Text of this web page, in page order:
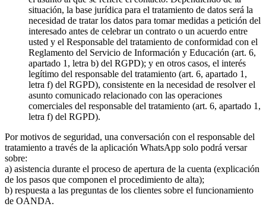
situación, la base jurídica para el tratamiento de datos será la
necesidad de tratar los datos para tomar medidas a petición del
interesado antes de celebrar un contrato o un acuerdo entre
usted y el Responsable del tratamiento de conformidad con el
Reglamento del Servicio de Información y Educación (art. 6,
apartado 1, letra b) del RGPD); y en otros casos, el interés
legítimo del responsable del tratamiento (art. 6, apartado 1,
letra f) del RGPD), consistente en la necesidad de resolver el
asunto comunicado relacionado con las operaciones
comerciales del responsable del tratamiento (art. 6, apartado 1,
letra f) del RGPD).
Por motivos de seguridad, una conversación con el responsable del
tratamiento a través de la aplicación WhatsApp solo podrá versar
sobre:
a) asistencia durante el proceso de apertura de la cuenta (explicación
de los pasos que componen el procedimiento de alta);
b) respuesta a las preguntas de los clientes sobre el funcionamiento
de OANDA.